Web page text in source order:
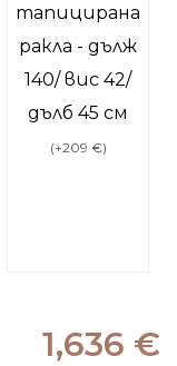
тапицирана
ракла - дълж
140/ вис 42/
дълб 45 см
(+209 €)
1,636 €